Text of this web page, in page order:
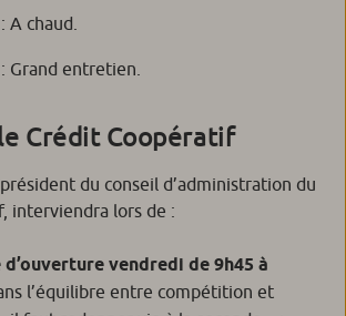
: A chaud.
: Grand entretien.
Crédit Coopératif
du conseil d’administration du
interviendra lors de :
vendredi de 9h45 à
l’équilibre entre compétition et